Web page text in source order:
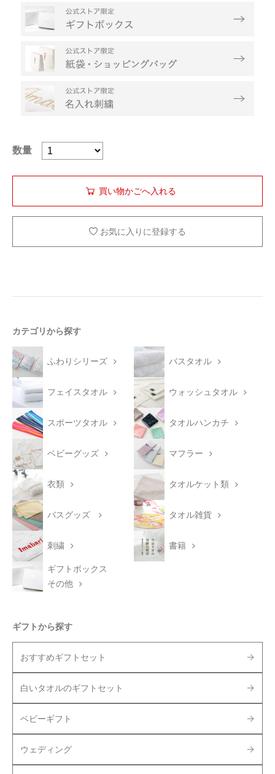
数量
お気に入りに登録する
カテゴリから探す
ふわりシリーズ バスタオル
フェイスタオル ウォッシュタオル
スポーツタオル タオルハンカチ
ベビーグッズ マフラー
衣類 タオルケット類
バスグッズ タオル雑貨
刺繍 書籍
ギフトボックス
その他
ギフトから探す
おすすめギフトセット
白いタオルのギフトセット
ベビーギフト
ウェディング